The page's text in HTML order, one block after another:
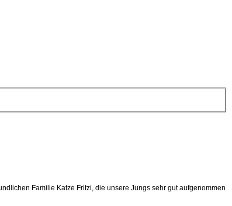
Familie Katze Fritzi, die unsere Jungs sehr gut aufgenommen